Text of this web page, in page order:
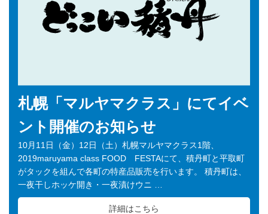
札幌「マルヤマクラス」にてイベ
ント開催のお知らせ
10月11日（金）12日（土）札幌マルヤマクラス1階、
2019maruyama class FOOD FESTAにて、積丹町と平取町
がタックを組んで各町の特産品販売を行います。 積丹町は、
一夜干しホッケ開き・一夜漬けウニ …
詳細はこちら